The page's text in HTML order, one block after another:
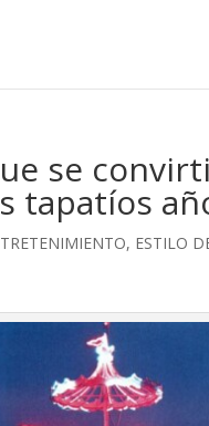
se
tapatíos
, ESTILO